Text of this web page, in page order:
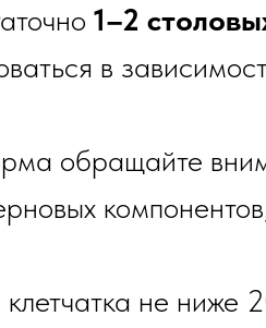
1–2
в
обращайте
клетчатка не ниже